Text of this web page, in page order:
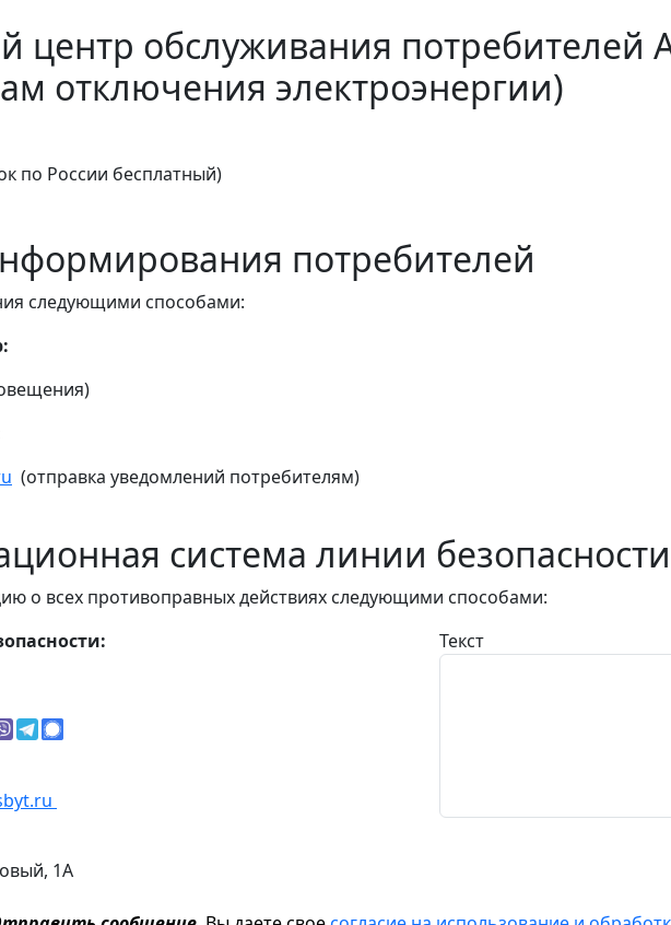
центр обслуживания потребителей
отключения электроэнергии)
по России бесплатный)
потребителей
следующими способами:
(отправка уведомлений потребителям)
система линии безопасности
о всех противоправных действиях следующими способами:
1А
Текст